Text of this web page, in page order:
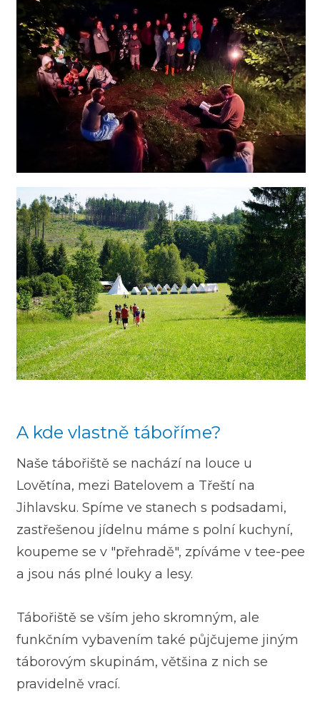
A kde vlastně táboříme?
Naše tábořiště se nachází na louce u
Lovětína, mezi Batelovem a Třeští na
Jihlavsku. Spíme ve stanech s podsadami,
zastřešenou jídelnu máme s polní kuchyní,
koupeme se v "přehradě", zpíváme v tee-pee
a jsou nás plné louky a lesy.
Tábořiště se vším jeho skromným, ale
funkčním vybavením také půjčujeme jiným
táborovým skupinám, většina z nich se
pravidelně vrací.